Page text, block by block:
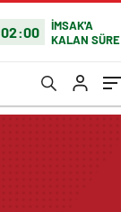
02:00
İMSAK'A
KALAN SÜRE